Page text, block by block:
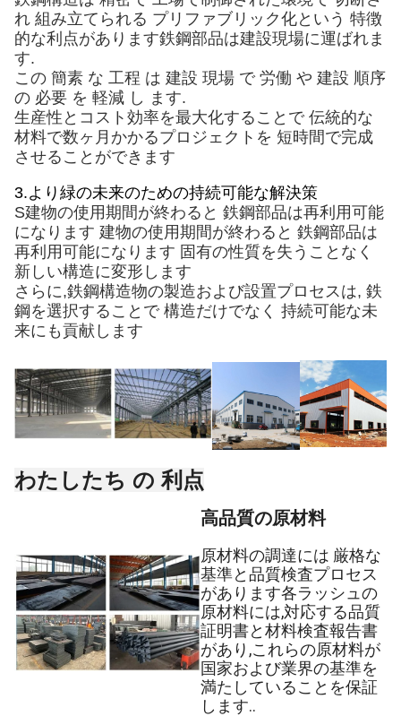
れ 組み立てられる プリファブリック化という 特徴
的な利点があります鉄鋼部品は建設現場に運ばれま
す.
この 簡素 な 工程 は 建設 現場 で 労働 や 建設 順序
の 必要 を 軽減 し ます.
生産性とコスト効率を最大化することで 伝統的な
材料で数ヶ月かかるプロジェクトを 短時間で完成
させることができます
3.より緑の未来のための持続可能な解決策
S建物の使用期間が終わると 鉄鋼部品は再利用可能
になります 建物の使用期間が終わると 鉄鋼部品は
再利用可能になります 固有の性質を失うことなく
新しい構造に変形します
さらに,鉄鋼構造物の製造および設置プロセスは, 鉄
鋼を選択することで 構造だけでなく 持続可能な未
来にも貢献します
わたしたち の 利点
高品質の原材料
原材料の調達には 厳格な
基準と品質検査プロセス
があります各ラッシュの
原材料には,対応する品質
証明書と材料検査報告書
があり,これらの原材料が
国家および業界の基準を
満たしていることを保証
します..